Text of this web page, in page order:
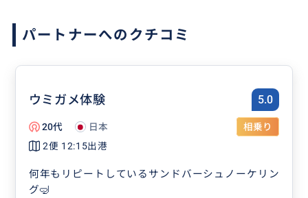
パートナーへのクチコミ
ウミガメ体験 5.0
20代 日本
相乗り
2便 12:15出港
何年もリピートしているサンドバーシュノーケリン
グ🤿